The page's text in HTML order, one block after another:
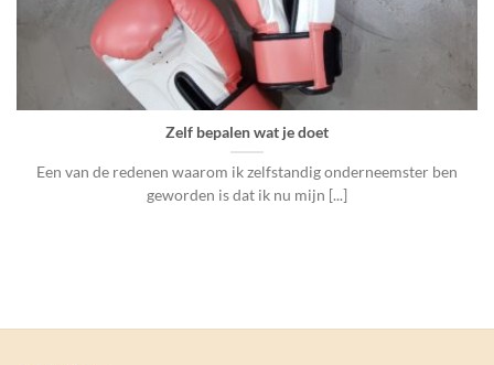
Zelf bepalen wat je doet
Een van de redenen waarom ik zelfstandig onderneemster ben
geworden is dat ik nu mijn [...]